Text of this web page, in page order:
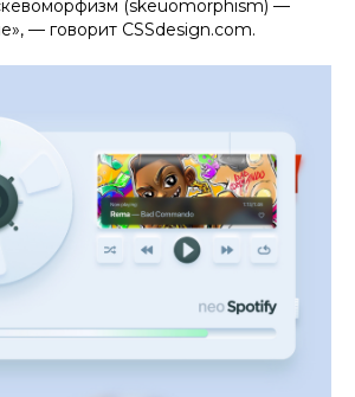
(skeuomorphism) —
— говорит CSSdesign.com.